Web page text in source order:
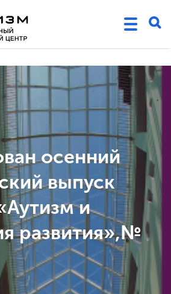
осенний
выпуск
и
развития»,№